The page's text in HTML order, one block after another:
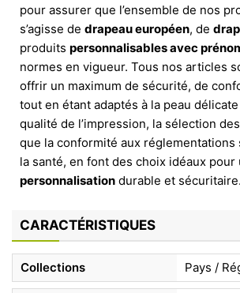
pour assurer que l’ensemble de nos
s’agisse de drapeau européen, de
produits personnalisables avec
normes en vigueur. Tous nos articles
offrir un maximum de sécurité, de
tout en étant adaptés à la peau
qualité de l’impression, la sélection
que la conformité aux
la santé, en font des choix idéaux pour
personnalisation durable et sécuritaire.
CARACTÉRISTIQUES
Collections Pays /